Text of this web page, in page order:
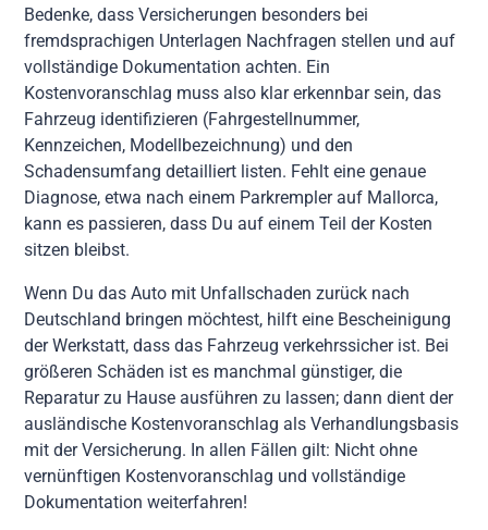
Bedenke, dass Versicherungen besonders bei
fremdsprachigen Unterlagen Nachfragen stellen und auf
vollständige Dokumentation achten. Ein
Kostenvoranschlag muss also klar erkennbar sein, das
Fahrzeug identifizieren (Fahrgestellnummer,
Kennzeichen, Modellbezeichnung) und den
Schadensumfang detailliert listen. Fehlt eine genaue
Diagnose, etwa nach einem Parkrempler auf Mallorca,
kann es passieren, dass Du auf einem Teil der Kosten
sitzen bleibst.
Wenn Du das Auto mit Unfallschaden zurück nach
Deutschland bringen möchtest, hilft eine Bescheinigung
der Werkstatt, dass das Fahrzeug verkehrssicher ist. Bei
größeren Schäden ist es manchmal günstiger, die
Reparatur zu Hause ausführen zu lassen; dann dient der
ausländische Kostenvoranschlag als Verhandlungsbasis
mit der Versicherung. In allen Fällen gilt: Nicht ohne
vernünftigen Kostenvoranschlag und vollständige
Dokumentation weiterfahren!